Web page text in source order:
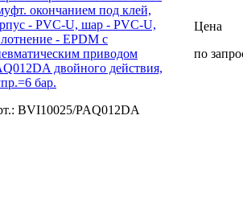
окончанием под клей,
- PVC-U, шар - PVC-U,
- EPDM с
приводом
двойного действия,
бар.
BVI10025/PAQ012DA
Цена
по